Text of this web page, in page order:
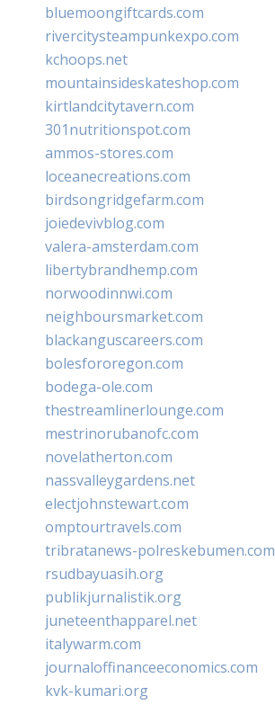
bluemoongiftcards.com
rivercitysteampunkexpo.com
kchoops.net
mountainsideskateshop.com
kirtlandcitytavern.com
301nutritionspot.com
ammos-stores.com
loceanecreations.com
birdsongridgefarm.com
joiedevivblog.com
valera-amsterdam.com
libertybrandhemp.com
norwoodinnwi.com
neighboursmarket.com
blackanguscareers.com
bolesfororegon.com
bodega-ole.com
thestreamlinerlounge.com
mestrinorubanofc.com
novelatherton.com
nassvalleygardens.net
electjohnstewart.com
omptourtravels.com
tribratanews-polreskebumen.com
rsudbayuasih.org
publikjurnalistik.org
juneteenthapparel.net
italywarm.com
journaloffinanceeconomics.com
kvk-kumari.org